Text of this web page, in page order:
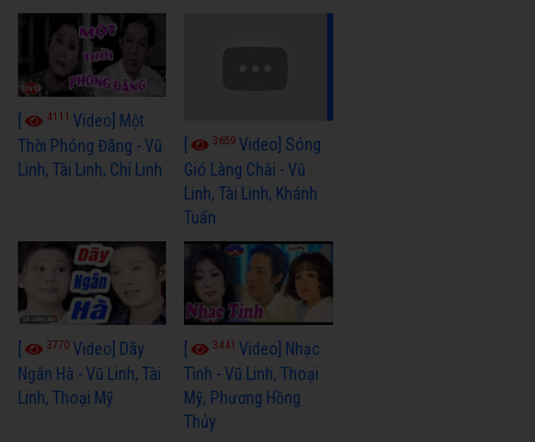
4111 Video] Một
Thời Phóng Đãng - Vũ
Linh, Tài Linh, Chí Linh
3659Video] Sóng
Gió Làng Chài - Vũ
Linh, Tài Linh, Khánh
Tuấn
3770 Video] Dãy
Ngân Hà - Vũ Linh, Tài
Linh, Thoại Mỹ
3441Video] Nhạc
Tình - Vũ Linh, Thoại
Mỹ, Phương Hồng
Thủy